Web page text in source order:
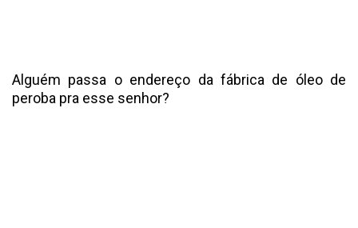
Alguém passa o endereço da fábrica de óleo de
peroba pra esse senhor?